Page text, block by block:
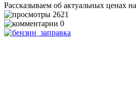
Рассказываем об актуальных ценах
2621
0